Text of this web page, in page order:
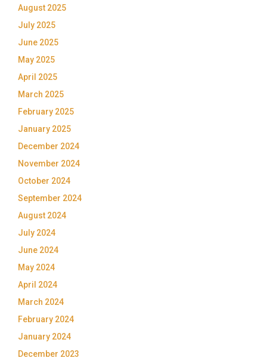
August 2025
July 2025
June 2025
May 2025
April 2025
March 2025
February 2025
January 2025
December 2024
November 2024
October 2024
September 2024
August 2024
July 2024
June 2024
May 2024
April 2024
March 2024
February 2024
January 2024
December 2023